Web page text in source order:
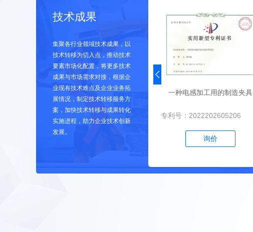
技术成果
集聚各行业领域技术成果，以
技术转移为切入点，推动技术
要素市场化配置，将更多技术
成果与市场需求对接，根据企
业现有技术难点及企业业务拓
展情况，制定技术转移服务方
案，加快技术转移与成果转化
实施进程，助力企业技术创新
发展。
一种电感加工用的制造夹具
专利号：2022202605206
询价